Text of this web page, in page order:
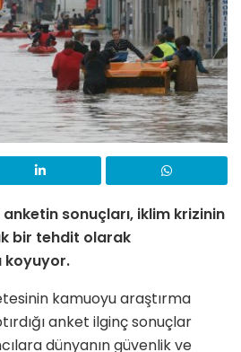
sonuçları, iklim krizinin
bir tehdit olarak
koyuyor.
kamuoyu araştırma
anket ilginç sonuçlar
dünyanın güvenlik ve